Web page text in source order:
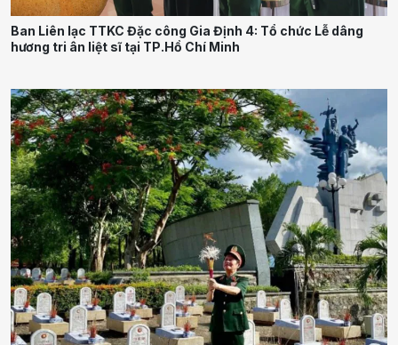
Ban Liên lạc TTKC Đặc công Gia Định 4: Tổ chức Lễ dâng
hương tri ân liệt sĩ tại TP.Hồ Chí Minh